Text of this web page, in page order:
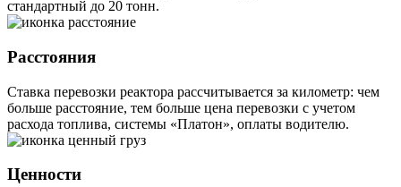
стандартный до 20 тонн.
Расстояния
Ставка перевозки реактора рассчитывается за километр: чем
больше расстояние, тем больше цена перевозки с учетом
расхода топлива, системы «Платон», оплаты водителю.
Ценности